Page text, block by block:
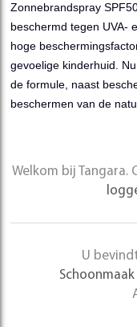
Zonnebrandspray
beschermd tegen UVA-
hoge
gevoelige kinderhuid.
de formule, naast
beschermen van de
Welkom bij Tangara.
U
Schoonmaak